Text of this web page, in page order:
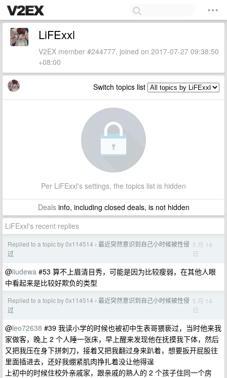
LiFExxl
V2EX member #244777, joined on 2017-07-27 09:38:50
+08:00
Switch topics list
Per LiFExxl's settings, the topics list is hidden
Dealsinfo, including closed deals, is not hidden
LiFExxl's recent replies
Replied to a topic by 0x114514 › 最近突然意识到自己小时候被性侵
过
5 月 14
日
@liudewa #53 算不上眉清目秀，可能是因为比较瘦弱，在其他人眼
中看起来是比较好欺负的类型
Replied to a topic by 0x114514 › 最近突然意识到自己小时候被性侵
过
5 月 14
日
@leo72638 #39 我读小学的时候也被初中生表哥猥亵过，当时他来我
家做客，晚上 2 个人睡一张床，早上醒来发现他在抚摸我下体，然后
又把我压在身下拼刺刀，接着又把我翻过身来趴着，想要扳开屁股往
里面插进去，还好我绷紧肌肉挣扎着没让他得逞
上初中的时候住校外亲戚家，跟亲戚的熟人的 2 个孩子住同一个房